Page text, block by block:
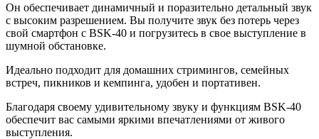
Он обеспечивает динамичный и поразительно детальный звук
с высоким разрешением. Вы получите звук без потерь через
свой смартфон с BSK-40 и погрузитесь в свое выступление в
шумной обстановке.
Идеально подходит для домашних стримингов, семейных
встреч, пикников и кемпинга, удобен и портативен.
Благодаря своему удивительному звуку и функциям BSK-40
обеспечит вас самыми яркими впечатлениями от живого
выступления.